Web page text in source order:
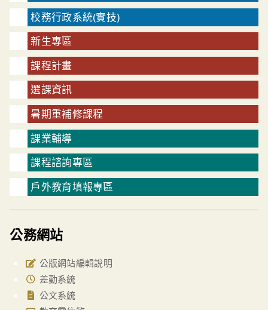
校務行政系統(實技)
新生專區
課程計畫
選課資訊
暑期重補修課程
課業輔導
課程諮詢專區
戶外教育填報專區
公務網站
公版網站編輯說明
差勤系統
公文系統